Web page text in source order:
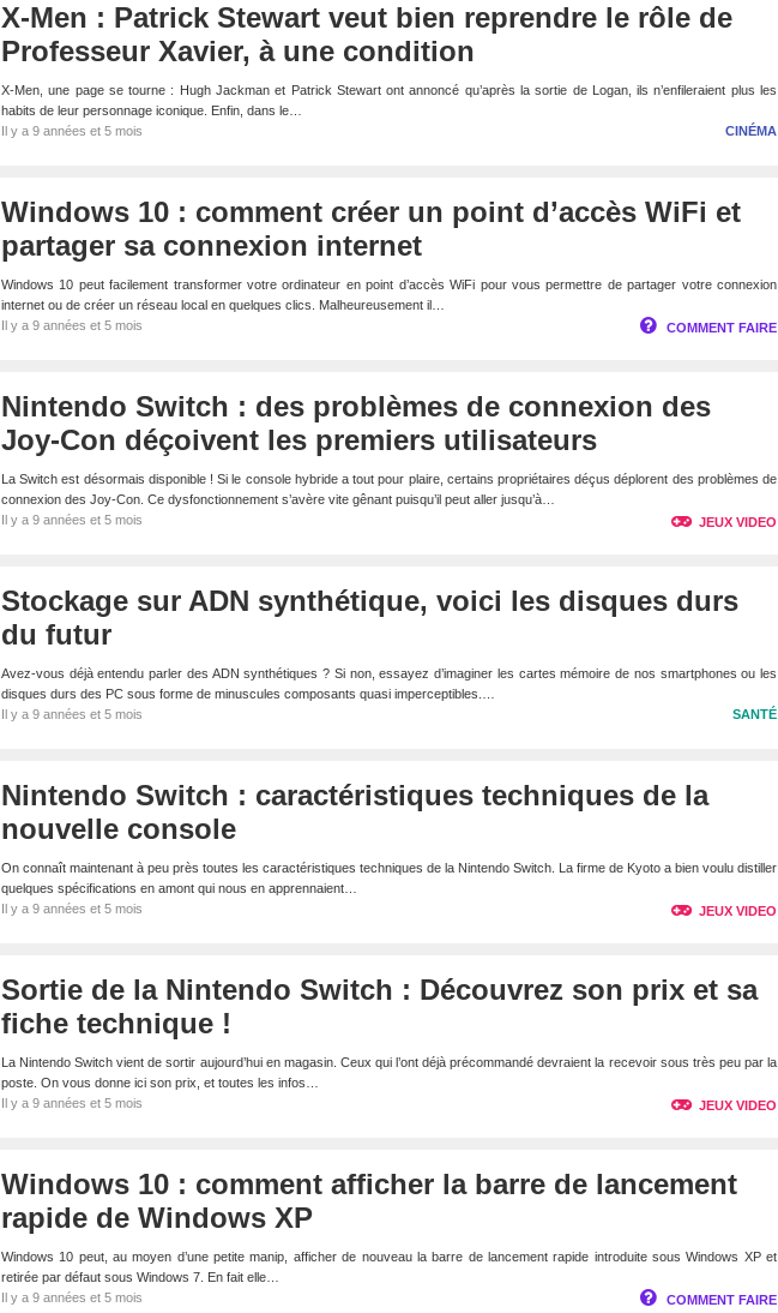
X-Men : Patrick Stewart veut bien reprendre le rôle de
Professeur Xavier, à une condition
X-Men, une page se tourne : Hugh Jackman et Patrick Stewart ont annoncé qu’après la sortie de Logan, ils n’enfileraient plus les
habits de leur personnage iconique. Enfin, dans le…
Il y a 9 années et 5 mois
CINÉMA
Windows 10 : comment créer un point d’accès WiFi et
partager sa connexion internet
Windows 10 peut facilement transformer votre ordinateur en point d’accès WiFi pour vous permettre de partager votre connexion
internet ou de créer un réseau local en quelques clics. Malheureusement il…
Il y a 9 années et 5 mois
COMMENT FAIRE
Nintendo Switch : des problèmes de connexion des
Joy-Con déçoivent les premiers utilisateurs
La Switch est désormais disponible ! Si le console hybride a tout pour plaire, certains propriétaires déçus déplorent des problèmes de
connexion des Joy-Con. Ce dysfonctionnement s’avère vite gênant puisqu’il peut aller jusqu’à…
Il y a 9 années et 5 mois
JEUX VIDEO
Stockage sur ADN synthétique, voici les disques durs
du futur
Avez-vous déjà entendu parler des ADN synthétiques ? Si non, essayez d’imaginer les cartes mémoire de nos smartphones ou les
disques durs des PC sous forme de minuscules composants quasi imperceptibles.…
Il y a 9 années et 5 mois
SANTÉ
Nintendo Switch : caractéristiques techniques de la
nouvelle console
On connaît maintenant à peu près toutes les caractéristiques techniques de la Nintendo Switch. La firme de Kyoto a bien voulu distiller
quelques spécifications en amont qui nous en apprennaient…
Il y a 9 années et 5 mois
JEUX VIDEO
Sortie de la Nintendo Switch : Découvrez son prix et sa
fiche technique !
La Nintendo Switch vient de sortir aujourd’hui en magasin. Ceux qui l’ont déjà précommandé devraient la recevoir sous très peu par la
poste. On vous donne ici son prix, et toutes les infos…
Il y a 9 années et 5 mois
JEUX VIDEO
Windows 10 : comment afficher la barre de lancement
rapide de Windows XP
Windows 10 peut, au moyen d’une petite manip, afficher de nouveau la barre de lancement rapide introduite sous Windows XP et
retirée par défaut sous Windows 7. En fait elle…
Il y a 9 années et 5 mois
COMMENT FAIRE